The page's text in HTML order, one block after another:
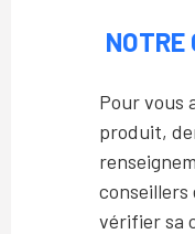
NOTRE
Pour vous
produit,
conseillers
vérifier sa